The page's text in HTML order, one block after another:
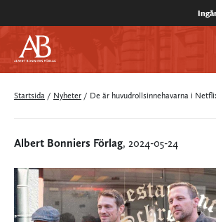
Startsida / Nyheter / De är huvudrollsinnehavarna i
Albert Bonniers Förlag, 2024-05-24